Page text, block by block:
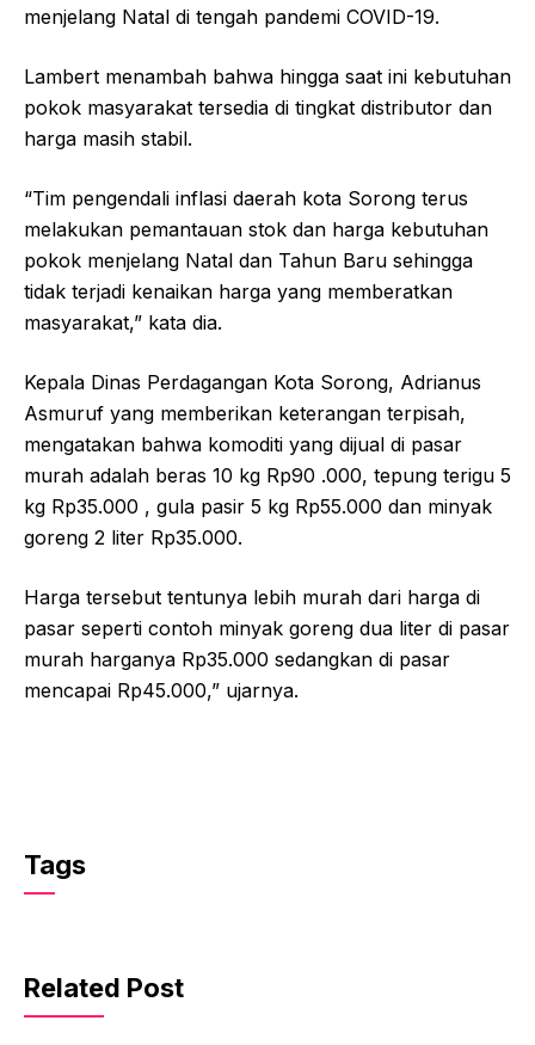
menjelang Natal di tengah pandemi COVID-19.
Lambert menambah bahwa hingga saat ini kebutuhan
pokok masyarakat tersedia di tingkat distributor dan
harga masih stabil.
“Tim pengendali inflasi daerah kota Sorong terus
melakukan pemantauan stok dan harga kebutuhan
pokok menjelang Natal dan Tahun Baru sehingga
tidak terjadi kenaikan harga yang memberatkan
masyarakat,” kata dia.
Kepala Dinas Perdagangan Kota Sorong, Adrianus
Asmuruf yang memberikan keterangan terpisah,
mengatakan bahwa komoditi yang dijual di pasar
murah adalah beras 10 kg Rp90 .000, tepung terigu 5
kg Rp35.000 , gula pasir 5 kg Rp55.000 dan minyak
goreng 2 liter Rp35.000.
Harga tersebut tentunya lebih murah dari harga di
pasar seperti contoh minyak goreng dua liter di pasar
murah harganya Rp35.000 sedangkan di pasar
mencapai Rp45.000,” ujarnya.
Tags
Related Post